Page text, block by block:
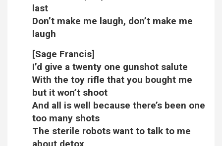
last
Don’t make me laugh, don’t make me
laugh
[Sage Francis]
I’d give a twenty one gunshot salute
With the toy rifle that you bought me
but it won’t shoot
And all is well because there’s been one
too many shots
The sterile robots want to talk to me
about detox